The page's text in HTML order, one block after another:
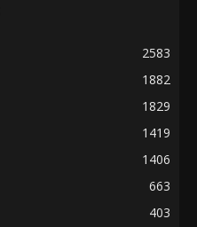
2583
1882
1829
1419
1406
663
403